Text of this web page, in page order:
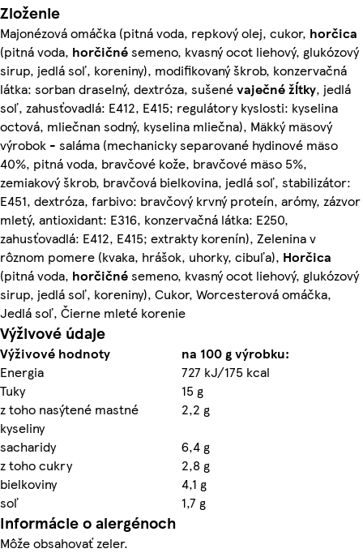
Zloženie
Majonézová omáčka (pitná voda, repkový olej, cukor, horčica
(pitná voda, horčičnésemeno, kvasný ocot liehový, glukózový
sirup, jedlá soľ, koreniny), modifikovaný škrob, konzervačná
látka: sorban draselný, dextróza, sušenévaječnéžĺtky, jedlá
soľ, zahusťovadlá: E412, E415; regulátory kyslosti: kyselina
octová, mliečnan sodný, kyselina mliečna), Mäkký mäsový
výrobok - saláma (mechanicky separované hydinové mäso
40%, pitná voda, bravčové kože, bravčové mäso 5%,
zemiakový škrob, bravčová bielkovina, jedlá soľ, stabilizátor:
E451, dextróza, farbivo: bravčový krvný proteín, arómy, zázvor
mletý, antioxidant: E316, konzervačná látka: E250,
zahusťovadlá: E412, E415; extrakty korenín), Zelenina v
rôznom pomere (kvaka, hrášok, uhorky, cibuľa), Horčica
(pitná voda, horčičnésemeno, kvasný ocot liehový, glukózový
sirup, jedlá soľ, koreniny), Cukor, Worcesterová omáčka,
Jedlá soľ, Čierne mleté korenie
Výživové údaje
Výživové hodnoty
na 100 g výrobku:
Energia
727 kJ/175 kcal
Tuky
15 g
z toho nasýtené mastné
kyseliny
2,2 g
sacharidy
6,4 g
z toho cukry
2,8 g
bielkoviny
4,1 g
soľ
1,7 g
Informácie o alergénoch
Môže obsahovať zeler.